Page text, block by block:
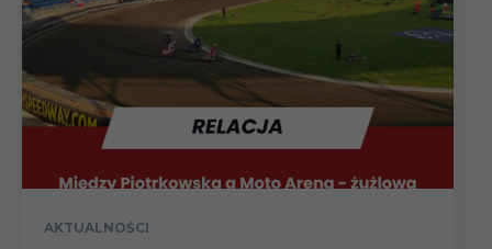
AKTUALNOŚCI